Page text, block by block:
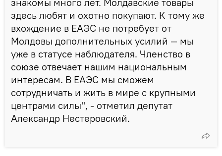
здесь любят и охотно покупают. К тому же
вхождение в ЕАЭС не потребует от
Молдовы дополнительных усилий — мы
уже в статусе наблюдателя. Членство в
союзе отвечает нашим национальным
интересам. В ЕАЭС мы сможем
сотрудничать и жить в мире с крупными
центрами силы", - отметил депутат
Александр Нестеровский.